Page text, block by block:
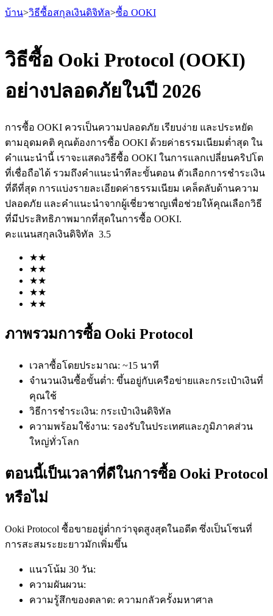
ฟิวเจอร์ส
ฟิวเจอร์ส USDT
ฟิวเจอร์ส COIN-M
ฟิวเจอร์สสกุลเงินดิจิทัล
TradFi
อนุพันธ์ของหุ้น ฟอเร็กซ์ โลหะมีค่า และสินค้าโภคภัณฑ์
ฟิวเจอร์ส USDC
บ้าน>วิธีซื้อสกุลเงินดิจิทัล>ซื้อ OOKI
วิธีซื้อ Ooki Protocol (OOKI)
อย่างปลอดภัยในปี 2026
การซื้อ OOKI ควรเป็นความปลอดภัย เรียบง่าย และประหยัด
ตามอุดมคติ คุณต้องการซื้อ OOKI ด้วยค่าธรรมเนียมต่ำสุด ใน
คำแนะนำนี้ เราจะแสดงวิธีซื้อ OOKI ในการแลกเปลี่ยนคริปโต
ที่เชื่อถือได้ รวมถึงคำแนะนำทีละขั้นตอน ตัวเลือกการชำระเงิน
ที่ดีที่สุด การแบ่งรายละเอียดค่าธรรมเนียม เคล็ดลับด้านความ
ปลอดภัย และคำแนะนำจากผู้เชี่ยวชาญเพื่อช่วยให้คุณเลือกวิธี
ที่มีประสิทธิภาพมากที่สุดในการซื้อ OOKI.
คะแนนสกุลเงินดิจิทัล 3.5
★★
★★
★★
★★
★★
ภาพรวมการซื้อ Ooki Protocol
เวลาซื้อโดยประมาณ: ~15 นาที
จำนวนเงินซื้อขั้นต่ำ: ขึ้นอยู่กับเครือข่ายและกระเป๋าเงินที่
คุณใช้
วิธีการชำระเงิน: กระเป๋าเงินดิจิทัล
ความพร้อมใช้งาน: รองรับในประเทศและภูมิภาคส่วน
ใหญ่ทั่วโลก
ตอนนี้เป็นเวลาที่ดีในการซื้อ Ooki Protocol
หรือไม่
Ooki Protocol ซื้อขายอยู่ต่ำกว่าจุดสูงสุดในอดีต ซึ่งเป็นโซนที่
การสะสมระยะยาวมักเพิ่มขึ้น
แนวโน้ม 30 วัน:
ความผันผวน:
ความรู้สึกของตลาด: ความกลัวครั้งมหาศาล